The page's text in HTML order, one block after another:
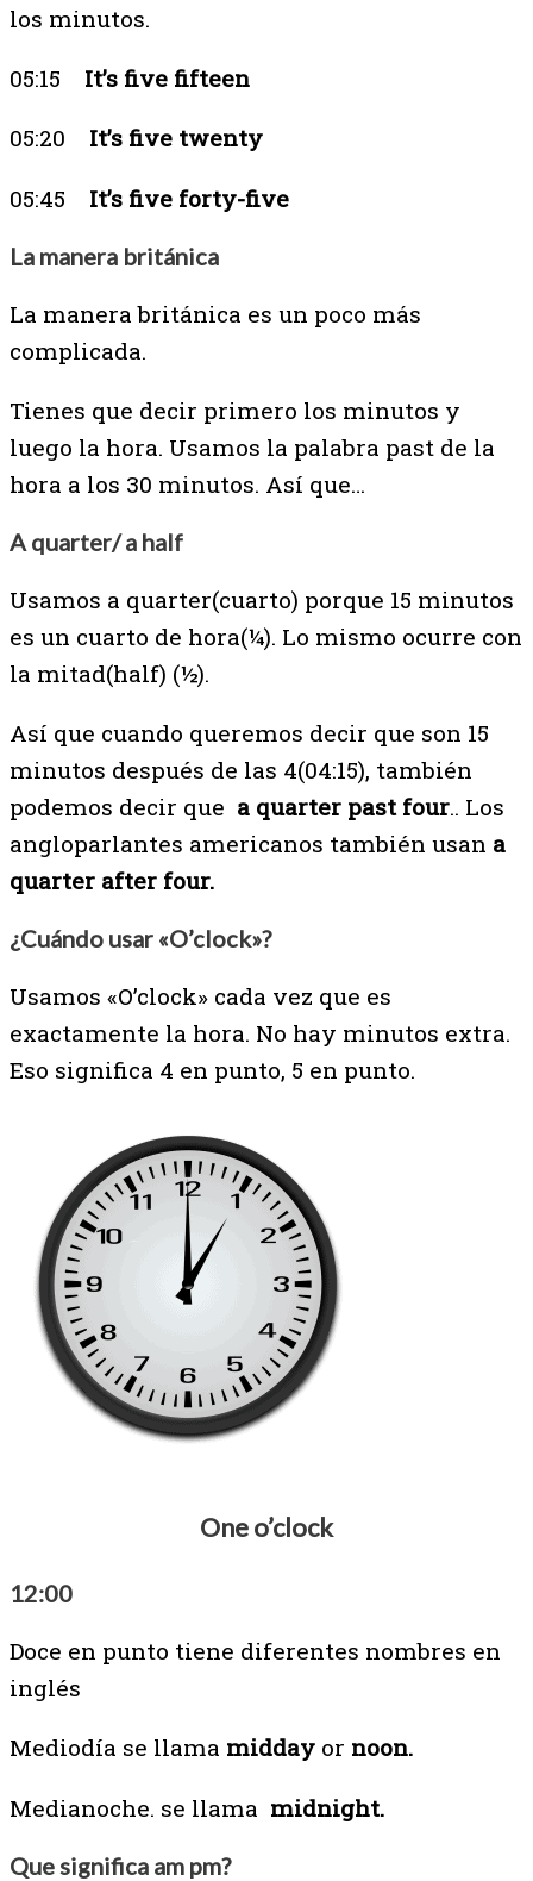
los minutos.
05:15 It’s five fifteen
05:20 It’s five twenty
05:45 It’s five forty-five
La manera británica
La manera británica es un poco más
complicada.
Tienes que decir primero los minutos y
luego la hora. Usamos la palabra past de la
hora a los 30 minutos. Así que…
A quarter/ a half
Usamos a quarter(cuarto) porque 15 minutos
es un cuarto de hora(¼). Lo mismo ocurre con
la mitad(half) (½).
Así que cuando queremos decir que son 15
minutos después de las 4(04:15), también
podemos decir que a quarter past four.. Los
angloparlantes americanos también usan a
quarter after four.
¿Cuándo usar «O’clock»?
Usamos «O’clock» cada vez que es
exactamente la hora. No hay minutos extra.
Eso significa 4 en punto, 5 en punto.
One o’clock
12:00
Doce en punto tiene diferentes nombres en
inglés
Mediodía se llama midday or noon.
Medianoche. se llama midnight.
Que significa am pm?